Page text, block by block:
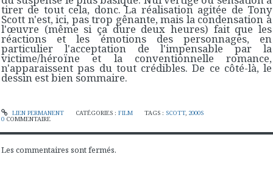
tirer de tout cela, donc. La réalisation agitée de Tony
Scott n'est, ici, pas trop gênante, mais la condensation à
l'œuvre (même si ça dure deux heures) fait que les
réactions et les émotions des personnages, en
particulier l'acceptation de l'impensable par la
victime/héroïne et la conventionnelle romance,
n'apparaissent pas du tout crédibles. De ce côté-là, le
dessin est bien sommaire.
LIEN PERMANENT CATÉGORIES : FILM TAGS : SCOTT, 2000S
0 COMMENTAIRE
Les commentaires sont fermés.